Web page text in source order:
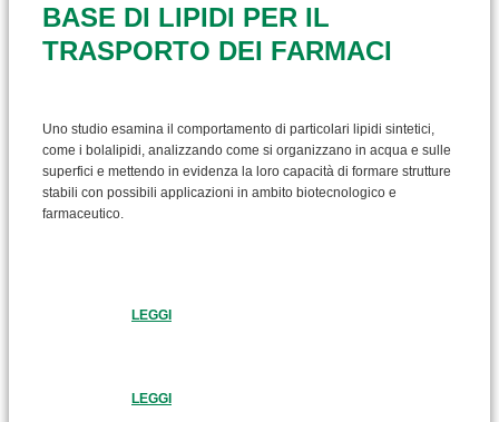
BASE DI LIPIDI PER IL
TRASPORTO DEI FARMACI
Uno studio esamina il comportamento di particolari lipidi sintetici,
come i bolalipidi, analizzando come si organizzano in acqua e sulle
superfici e mettendo in evidenza la loro capacità di formare strutture
stabili con possibili applicazioni in ambito biotecnologico e
farmaceutico.
LEGGI
LEGGI